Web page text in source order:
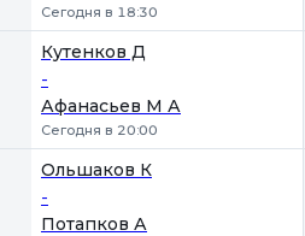
Сегодня в 18:30
Кутенков Д
-
Афанасьев М А
Сегодня в 20:00
Ольшаков К
-
Потапков А